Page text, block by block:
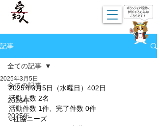
記事
全ての記事
2026年
2025年
全ての記事
2025年3月5日
2025年3月5日（水曜日）402日
活動人数 2名
活動件数 1件、完了件数 0件
○社協ニーズ